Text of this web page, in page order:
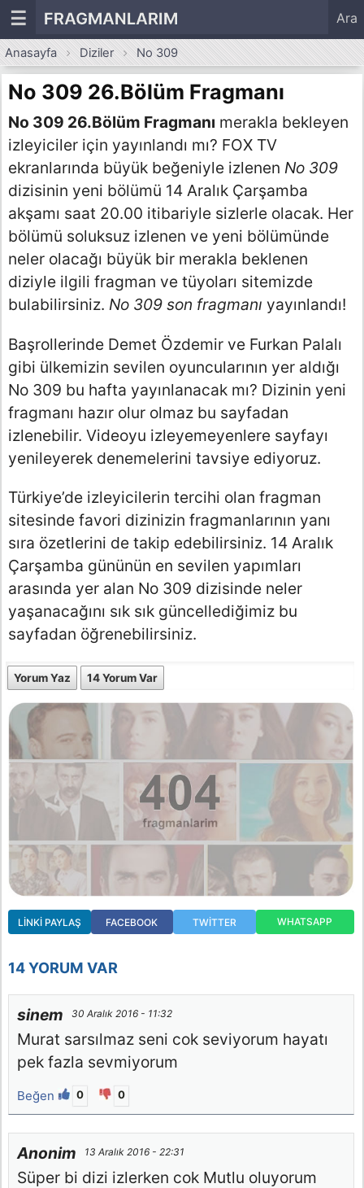
☰ FRAGMANLARIM Ara
Anasayfa Diziler No 309
No 309 26.Bölüm Fragmanı
No 309 26.Bölüm Fragmanı merakla bekleyen
izleyiciler için yayınlandı mı? FOX TV
ekranlarında büyük beğeniyle izlenen No 309
dizisinin yeni bölümü 14 Aralık Çarşamba
akşamı saat 20.00 itibariyle sizlerle olacak. Her
bölümü soluksuz izlenen ve yeni bölümünde
neler olacağı büyük bir merakla beklenen
diziyle ilgili fragman ve tüyoları sitemizde
bulabilirsiniz. No 309 son fragmanı yayınlandı!
Başrollerinde Demet Özdemir ve Furkan Palalı
gibi ülkemizin sevilen oyuncularının yer aldığı
No 309 bu hafta yayınlanacak mı? Dizinin yeni
fragmanı hazır olur olmaz bu sayfadan
izlenebilir. Videoyu izleyemeyenlere sayfayı
yenileyerek denemelerini tavsiye ediyoruz.
Türkiye’de izleyicilerin tercihi olan fragman
sitesinde favori dizinizin fragmanlarının yanı
sıra özetlerini de takip edebilirsiniz. 14 Aralık
Çarşamba gününün en sevilen yapımları
arasında yer alan No 309 dizisinde neler
yaşanacağını sık sık güncellediğimiz bu
sayfadan öğrenebilirsiniz.
Yorum Yaz 14 Yorum Var
LINKI PAYLAŞ FACEBOOK TWITTER WHATSAPP
14 YORUM VAR
sinem 30 Aralık 2016 - 11:32
Murat sarsılmaz seni cok seviyorum hayatı
pek fazla sevmiyorum
Beğen 0 0
Anonim 13 Aralık 2016 - 22:31
Süper bi dizi izlerken cok Mutlu oluyorum